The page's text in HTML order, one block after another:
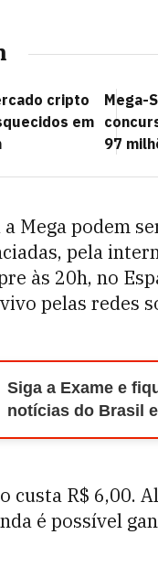
cripto
em
Mega-
97
Mega podem
pela
às 20h, no
pelas redes
Siga a Exame e
notícias do Brasil
custa R$ 6,00.
é possível